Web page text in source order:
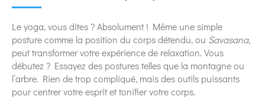
Le yoga, vous dites ? Absolument ! Même une simple
posture comme la position du corps détendu, ou Savasana,
peut transformer votre expérience de relaxation. Vous
débutez ? Essayez des postures telles que la montagne ou
l’arbre. Rien de trop compliqué, mais des outils puissants
pour centrer votre esprit et tonifier votre corps.